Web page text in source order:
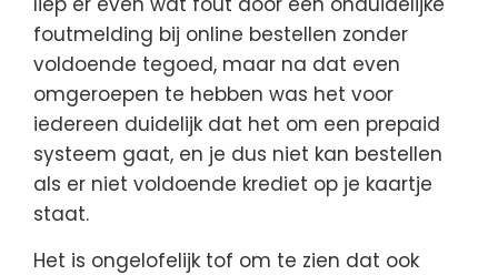
foutmelding bij online bestellen zonder
voldoende tegoed, maar na dat even
omgeroepen te hebben was het voor
iedereen duidelijk dat het om een prepaid
systeem gaat, en je dus niet kan bestellen
als er niet voldoende krediet op je kaartje
staat.
Het is ongelofelijk tof om te zien dat ook